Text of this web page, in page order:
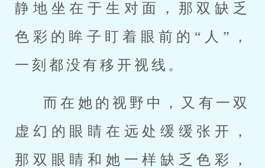
静地坐在于生对面，那双缺乏
色彩的眸子盯着眼前的“人”，
一刻都没有移开视线。
而在她的视野中，又有一双
虚幻的眼睛在远处缓缓张开，
那双眼睛和她一样缺乏色彩，